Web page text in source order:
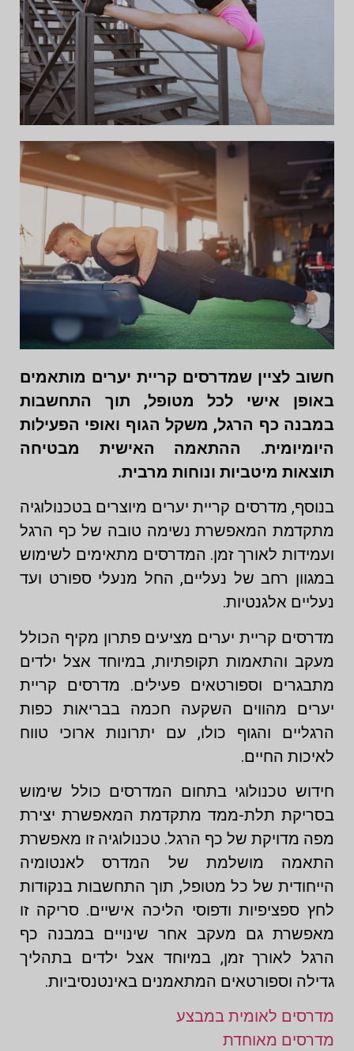
חשוב לציין שמדרסים קריית יערים מותאמים
באופן אישי לכל מטופל, תוך התחשבות
במבנה כף הרגל, משקל הגוף ואופי הפעילות
היומיומית. ההתאמה האישית מבטיחה
תוצאות מיטביות ונוחות מרבית.
בנוסף, מדרסים קריית יערים מיוצרים בטכנולוגיה
מתקדמת המאפשרת נשימה טובה של כף הרגל
ועמידות לאורך זמן. המדרסים מתאימים לשימוש
במגוון רחב של נעליים, החל מנעלי ספורט ועד
נעליים אלגנטיות.
מדרסים קריית יערים מציעים פתרון מקיף הכולל
מעקב והתאמות תקופתיות, במיוחד אצל ילדים
מתבגרים וספורטאים פעילים. מדרסים קריית
יערים מהווים השקעה חכמה בבריאות כפות
הרגליים והגוף כולו, עם יתרונות ארוכי טווח
לאיכות החיים.
חידוש טכנולוגי בתחום המדרסים כולל שימוש
בסריקת תלת-ממד מתקדמת המאפשרת יצירת
מפה מדויקת של כף הרגל. טכנולוגיה זו מאפשרת
התאמה מושלמת של המדרס לאנטומיה
הייחודית של כל מטופל, תוך התחשבות בנקודות
לחץ ספציפיות ודפוסי הליכה אישיים. סריקה זו
מאפשרת גם מעקב אחר שינויים במבנה כף
הרגל לאורך זמן, במיוחד אצל ילדים בתהליך
גדילה וספורטאים המתאמנים באינטנסיביות.
מדרסים לאומית במבצע
מדרסים מאוחדת